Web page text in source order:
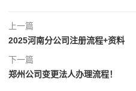
上一篇
2025河南分公司注册流程+资料
下一篇
郑州公司变更法人办理流程！